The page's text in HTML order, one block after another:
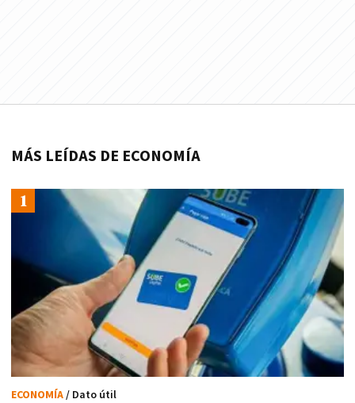
MÁS LEÍDAS DE ECONOMÍA
ECONOMÍA/ Dato útil